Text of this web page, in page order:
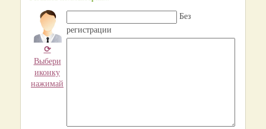
⟳
Выбери
иконку
нажимай
Без
регистрации